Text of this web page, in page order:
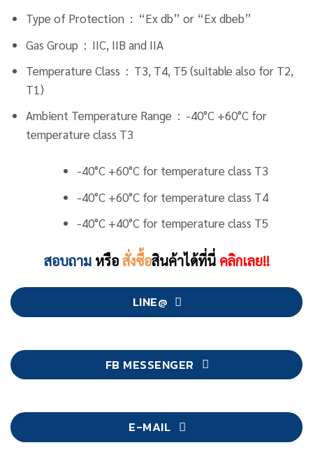
Type of Protection : “Ex db” or “Ex dbeb”
Gas Group : IIC, IIB and IIA
Temperature Class : T3, T4, T5 (suitable also for T2,
T1)
Ambient Temperature Range : -40°C +60°C for
temperature class T3
-40°C +60°C for temperature class T3
-40°C +60°C for temperature class T4
-40°C +40°C for temperature class T5
สอบถาม หรือ สั่งซื้อสินค้าได้ที่นี่ คลิกเลย!!
LINE@
FB MESSENGER
E-MAIL